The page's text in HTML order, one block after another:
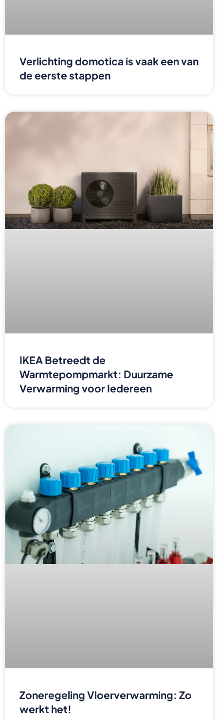
Verlichting domotica is vaak een van
de eerste stappen
IKEA Betreedt de
Warmtepompmarkt: Duurzame
Verwarming voor Iedereen
Zoneregeling Vloerverwarming: Zo
werkt het!